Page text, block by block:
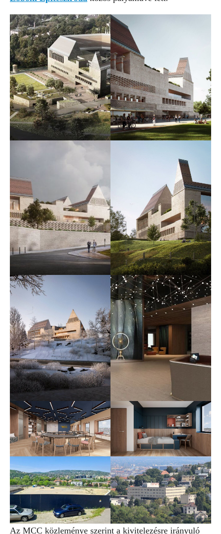
Az MCC közleménye szerint a kivitelezésre irányuló